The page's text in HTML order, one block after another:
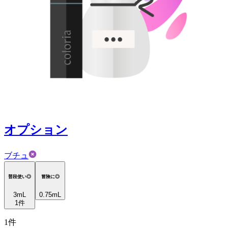
オプション
ブチュ
普段使い◎
3mL
1件
冒険に◎
0.75mL
1件